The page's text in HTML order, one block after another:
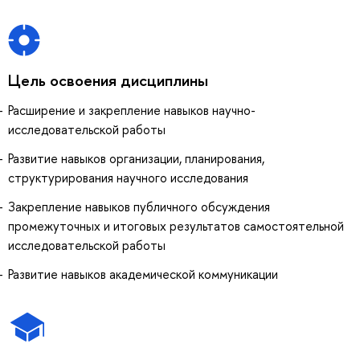
Цель освоения дисциплины
Расширение и закрепление навыков научно-
исследовательской работы
Развитие навыков организации, планирования,
структурирования научного исследования
Закрепление навыков публичного обсуждения
промежуточных и итоговых результатов самостоятельной
исследовательской работы
Развитие навыков академической коммуникации